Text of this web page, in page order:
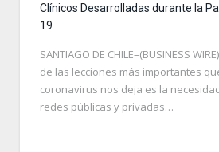
Clínicos Desarrolladas durante la
19
SANTIAGO DE CHILE–(BUSINESS
de las lecciones más importantes
coronavirus nos deja es la
redes públicas y privadas…